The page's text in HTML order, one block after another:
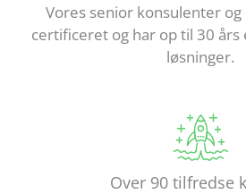
Vores senior konsulenter
certificeret og har op til 30 års
løsninger.
Over 90 tilfredse